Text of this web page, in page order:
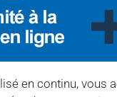
en continu, vous